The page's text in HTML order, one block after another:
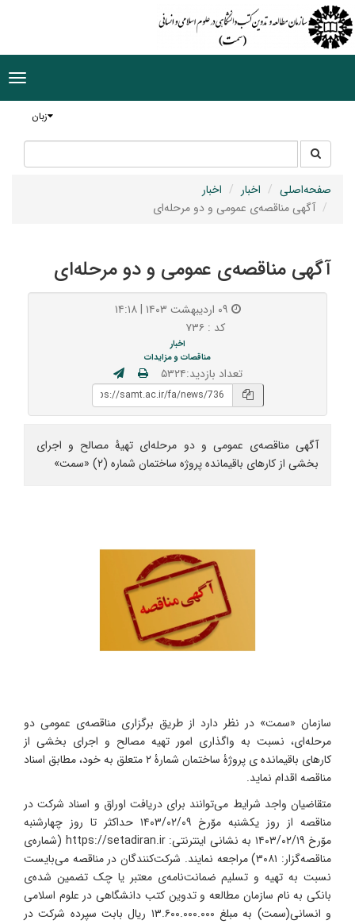
زبان
جستجو
در
سایت
صفحه‌اصلی اخبار
اخبار
آگهی مناقصه‌ی عمومی و دو مرحله‌ای
آگهی مناقصه‌ی عمومی و دو مرحله‌ای
کد : ۷۳۶
اخبار
مناقصات و مزایدات
تعداد بازدید:۵۳۲۴
آگهی مناقصه‌ی عمومی و دو مرحله‌ای تهیۀ مصالح و اجرای
بخشی از کارهای باقیمانده پروژه ساختمان شماره (۲) «سمت»
سازمان «سمت» در نظر دارد از طریق برگزاری مناقصه‌ی عمومی دو
مرحله‌ای، نسبت به واگذاری امور تهیه مصالح و اجرای بخشی از
کارهای باقیمانده ی پروژۀ ساختمان شمارۀ ۲ متعلق به خود، مطابق اسناد
مناقصه اقدام نماید.
متقاضیان واجد شرایط می‌توانند برای دریافت اوراق و اسناد شرکت در
مناقصه از روز یکشنبه موّرخ ۱۴۰۳/۰۲/۰۹ حداکثر تا روز چهارشنبه
موّرخ ۱۴۰۳/۰۲/۱۹ به نشانی اینترنتی: https://setadiran.ir (شماره‌ی
مناقصه‌گزار: ۳۰۸۱) مراجعه نمایند. شرکت‌کنندگان در مناقصه می‌بایست
نسبت به تهیه و تسلیم ضمانت‌نامه‌ی معتبر یا چک تضمین شده‌ی
بانکی به نام سازمان مطالعه و تدوین کتب دانشگاهی در علوم اسلامی
و انسانی(سمت) به مبلغ ۱۳.۶۰۰.۰۰۰.۰۰۰ ریال بابت سپرده شرکت در